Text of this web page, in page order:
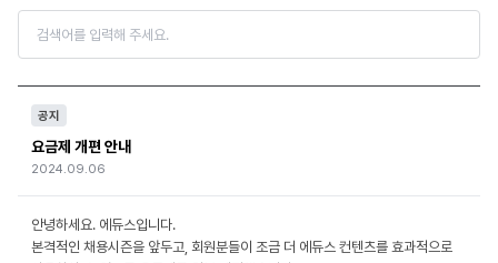
공지
요금제 개편 안내
2024.09.06
안녕하세요. 에듀스입니다.
본격적인 채용시즌을 앞두고, 회원분들이 조금 더 에듀스 컨텐츠를 효과적으로